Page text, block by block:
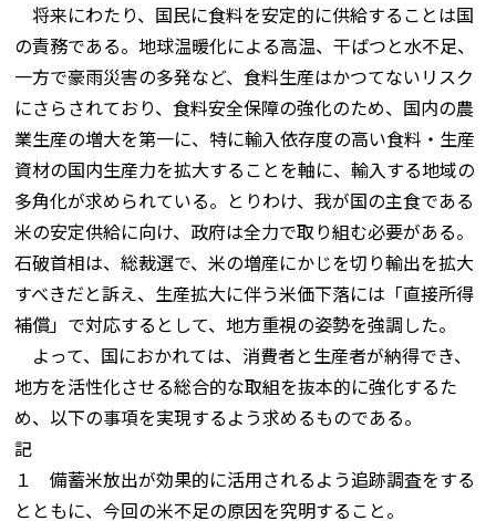
将来にわたり、国民に食料を安定的に供給することは国
の責務である。地球温暖化による高温、干ばつと水不足、
一方で豪雨災害の多発など、食料生産はかつてないリスク
にさらされており、食料安全保障の強化のため、国内の農
業生産の増大を第一に、特に輸入依存度の高い食料・生産
資材の国内生産力を拡大することを軸に、輸入する地域の
多角化が求められている。とりわけ、我が国の主食である
米の安定供給に向け、政府は全力で取り組む必要がある。
石破首相は、総裁選で、米の増産にかじを切り輸出を拡大
すべきだと訴え、生産拡大に伴う米価下落には「直接所得
補償」で対応するとして、地方重視の姿勢を強調した。
よって、国におかれては、消費者と生産者が納得でき、
地方を活性化させる総合的な取組を抜本的に強化するた
め、以下の事項を実現するよう求めるものである。
記
１ 備蓄米放出が効果的に活用されるよう追跡調査をする
とともに、今回の米不足の原因を究明すること。